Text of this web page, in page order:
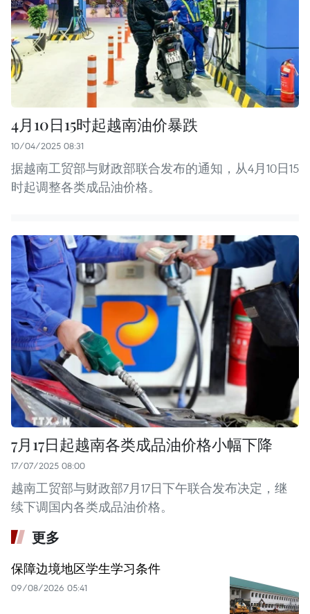
4月10日15时起越南油价暴跌
10/04/2025 08:31
据越南工贸部与财政部联合发布的通知，从4月10日15
时起调整各类成品油价格。
7月17日起越南各类成品油价格小幅下降
17/07/2025 08:00
越南工贸部与财政部7月17日下午联合发布决定，继
续下调国内各类成品油价格。
更多
保障边境地区学生学习条件
09/08/2026 05:41